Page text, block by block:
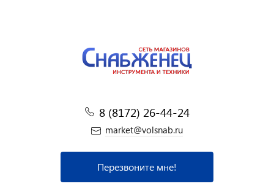
8 (8172) 26-44-24
market@volsnab.ru
Перезвоните мне!